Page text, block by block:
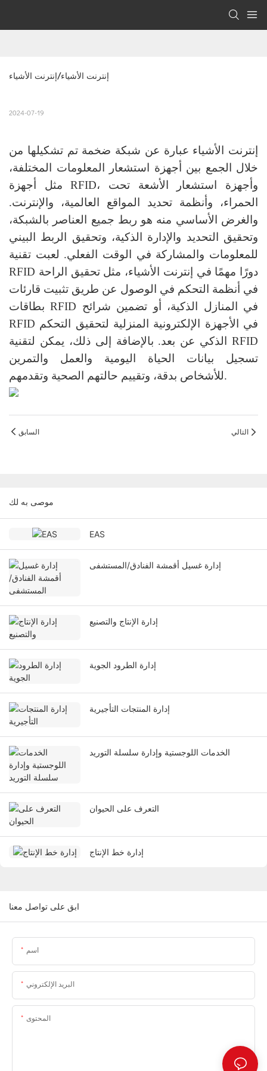
إنترنت الأشياء/إنترنت الأشياء
2024-07-19
إنترنت الأشياء عبارة عن شبكة ضخمة تم تشكيلها من
خلال الجمع بين أجهزة استشعار المعلومات المختلفة،
مثل أجهزة RFID، وأجهزة استشعار الأشعة تحت
الحمراء، وأنظمة تحديد المواقع العالمية، والإنترنت.
والغرض الأساسي منه هو ربط جميع العناصر بالشبكة،
وتحقيق التحديد والإدارة الذكية، وتحقيق الربط البيني
للمعلومات والمشاركة في الوقت الفعلي. لعبت تقنية
RFID دورًا مهمًا في إنترنت الأشياء، مثل تحقيق الراحة
في أنظمة التحكم في الوصول عن طريق تثبيت قارئات
بطاقات RFID في المنازل الذكية، أو تضمين شرائح
RFID في الأجهزة الإلكترونية المنزلية لتحقيق التحكم
الذكي عن بعد. بالإضافة إلى ذلك، يمكن لتقنية RFID
تسجيل بيانات الحياة اليومية والعمل والتمرين
للأشخاص بدقة، وتقييم حالتهم الصحية وتقدمهم.
السابق التالي
موصى به لك
EAS
إدارة غسيل أقمشة الفنادق/المستشفى
إدارة الإنتاج والتصنيع
إدارة الطرود الجوية
إدارة المنتجات التأجيرية
الخدمات اللوجستية وإدارة سلسلة التوريد
التعرف على الحيوان
إدارة خط الإنتاج
ابق على تواصل معنا
اسم
البريد الإلكتروني
المحتوى